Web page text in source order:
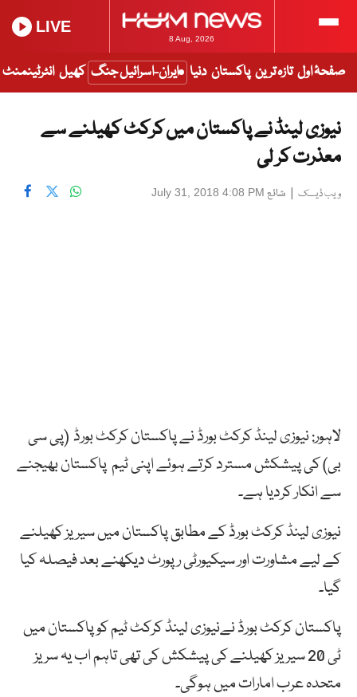
8 Aug, 2026
LIVE
صفحۂ اول تازہ ترین پاکستان دنیا ایران-اسرائیل جنگ کھیل انٹرٹینمنٹ
نیوزی لینڈ نے پاکستان میں کرکٹ کھیلنے سے
معذرت کر لی
ویب ڈیسک | شائع July 31, 2018 4:08 PM
لاہور: نیوزی لینڈ کرکٹ بورڈ نے پاکستان کرکٹ بورڈ (پی سی
بی) کی پیشکش مسترد کرتے ہوئے اپنی ٹیم پاکستان بھیجنے
سے انکار کردیا ہے۔
نیوزی لینڈ کرکٹ بورڈ کے مطابق پاکستان میں سیریز کھیلنے
کے لیے مشاورت اور سیکیورٹی رپورٹ دیکھنے بعد فیصلہ کیا
گیا۔
پاکستان کرکٹ بورڈ نےنیوزی لینڈ کرکٹ ٹیم کوپاکستان میں
ٹی 20 سیریز کھیلنے کی پیشکش کی تھی تاہم اب یہ سریز
متحدہ عرب امارات میں ہوگی۔